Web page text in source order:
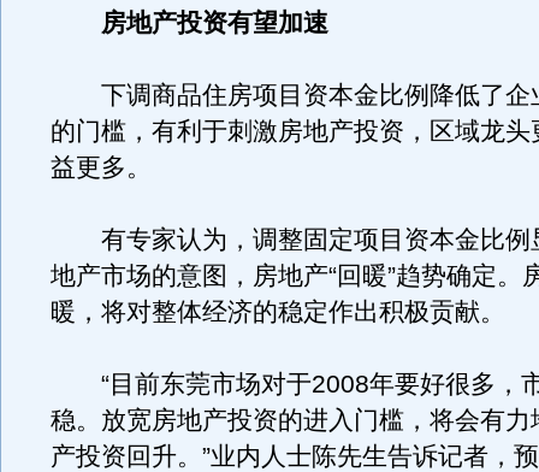
房地产投资有望加速
下调商品住房项目资本金比例降低了企
的门槛，有利于刺激房地产投资，区域龙头
益更多。
有专家认为，调整固定项目资本金比例
地产市场的意图，房地产“回暖”趋势确定。
暖，将对整体经济的稳定作出积极贡献。
“目前东莞市场对于2008年要好很多，
稳。放宽房地产投资的进入门槛，将会有力
产投资回升。”业内人士陈先生告诉记者，